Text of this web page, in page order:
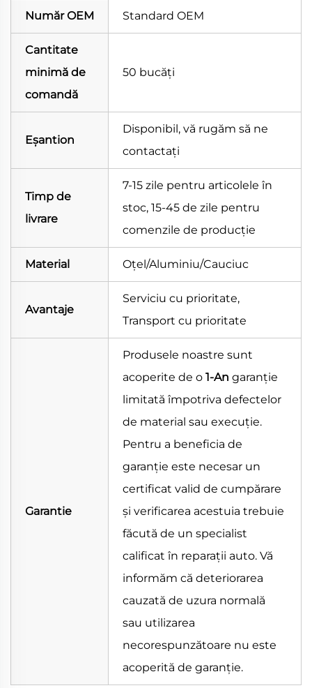
Număr OEM Standard OEM
Cantitate
minimă de
comandă
50 bucăți
Eșantion
Disponibil, vă rugăm să ne
contactați
Timp de
livrare
7-15 zile pentru articolele în
stoc, 15-45 de zile pentru
comenzile de producție
Material Oțel/Aluminiu/Cauciuc
Avantaje
Serviciu cu prioritate,
Transport cu prioritate
Garantie
Produsele noastre sunt
acoperite de o 1-An garanție
limitată împotriva defectelor
de material sau execuție.
Pentru a beneficia de
garanție este necesar un
certificat valid de cumpărare
și verificarea acestuia trebuie
făcută de un specialist
calificat în reparații auto. Vă
informăm că deteriorarea
cauzată de uzura normală
sau utilizarea
necorespunzătoare nu este
acoperită de garanție.